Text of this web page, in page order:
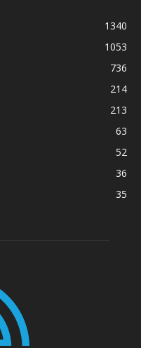
1340
1053
736
214
213
63
52
36
35